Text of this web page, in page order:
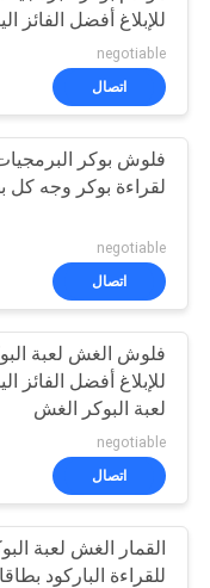
POLICY
نظام
30
النرد
28
للإبلاغ أفضل الفائز
negotiable
اتصال
فلوش بوكر
لقراءة بوكر وجه كل
negotiable
اتصال
فلوش الغش لعبة
للإبلاغ أفضل الفائز
لعبة البوكر الغش
negotiable
اتصال
القمار الغش لعبة
للقراءة الباركود